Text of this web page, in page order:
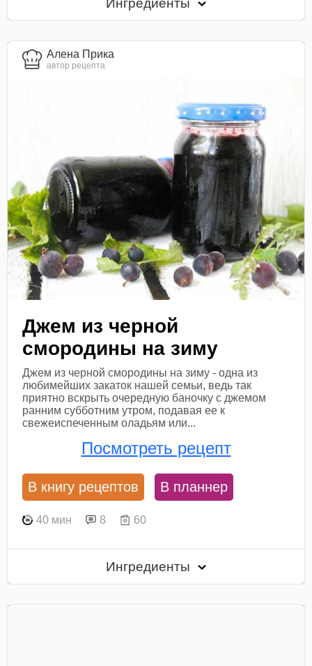
Ингредиенты
Алена Прика
автор рецепта
Джем из черной
смородины на зиму
Джем из черной смородины на зиму - одна из
любимейших закаток нашей семьи, ведь так
приятно вскрыть очередную баночку с джемом
ранним субботним утром, подавая ее к
свежеиспеченным оладьям или...
Посмотреть рецепт
В книгу рецептов В планнер
40 мин 8 60
Ингредиенты